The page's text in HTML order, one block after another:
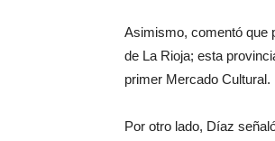
Asimismo, comentó que
de La Rioja; esta
primer Mercado Cultural.
Por otro lado, Díaz